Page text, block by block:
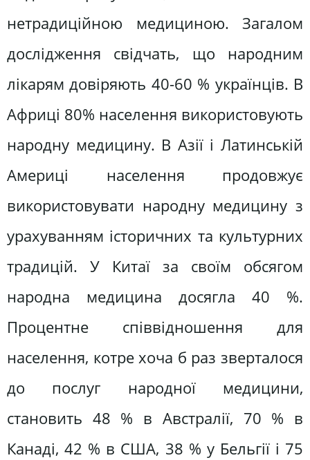
нетрадиційною медициною. Загалом
дослідження свідчать, що народним
лікарям довіряють 40-60 % українців. В
Африці 80% населення використовують
народну медицину. В Азії і Латинській
Америці населення продовжує
використовувати народну медицину з
урахуванням історичних та культурних
традицій. У Китаї за своїм обсягом
народна медицина досягла 40 %.
Процентне співвідношення для
населення, котре хоча б раз зверталося
до послуг народної медицини,
становить 48 % в Австралії, 70 % в
Канаді, 42 % в США, 38 % у Бельгії і 75